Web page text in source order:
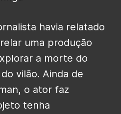
havia relatado
uma produção
a morte do
vilão. Ainda de
o ator faz
tenha